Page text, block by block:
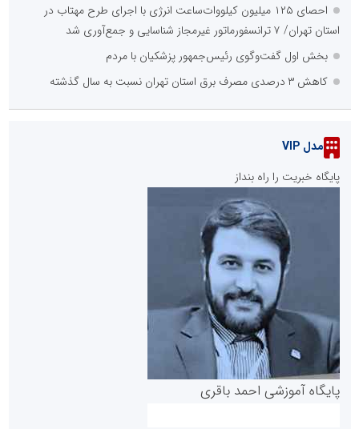
احصای ۱۲۵ میلیون کیلووات‌ساعت انرژی با اجرای طرح مهتاب در
استان تهران/ ۷ ترانسفورماتور غیرمجاز شناسایی و جمع‌آوری شد
بخش اول گفت‌وگوی رئیس‌جمهور پزشکیان با مردم
کاهش ۳ درصدی مصرف برق استان تهران نسبت به سال گذشته
مدل VIP
پایگاه خبریت را راه بنداز
پایگاه آموزشی احمد باقری